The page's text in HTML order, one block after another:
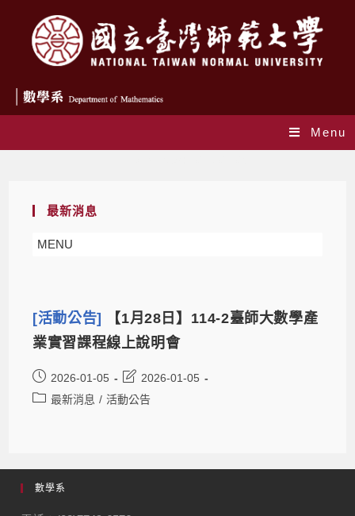
Menu
最新消息
MENU
[活動公告]
【1月28日】114-2臺師大數學產
業實習課程線上說明會
2026-01-05
2026-01-05
最新消息 / 活動公告
數學系